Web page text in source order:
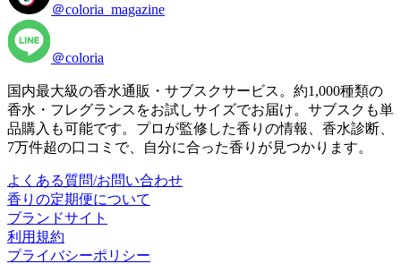
＠coloria_magazine
＠coloria
国内最大級の香水通販・サブスクサービス。約1,000種類の
香水・フレグランスをお試しサイズでお届け。サブスクも単
品購入も可能です。プロが監修した香りの情報、香水診断、
7万件超の口コミで、自分に合った香りが見つかります。
よくある質問/お問い合わせ
香りの定期便について
ブランドサイト
利用規約
プライバシーポリシー